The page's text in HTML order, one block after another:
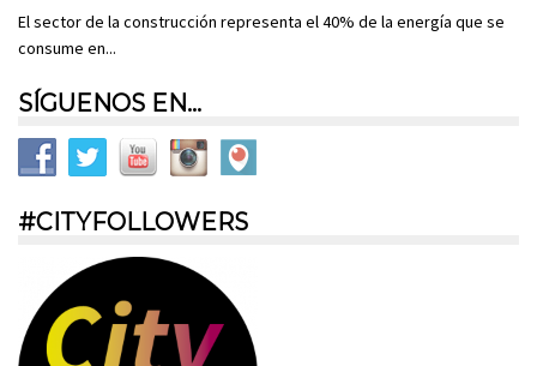
El sector de la construcción representa el 40% de la energía que se
consume en...
SÍGUENOS EN…
#CITYFOLLOWERS